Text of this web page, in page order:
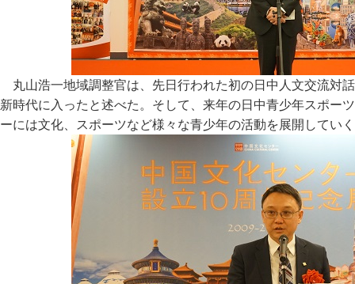
丸山浩一地域調整官は、先日行われた初の日中人文交流対
新時代に入ったと述べた。そして、来年の日中青少年スポー
ーには文化、スポーツなど様々な青少年の活動を展開してい